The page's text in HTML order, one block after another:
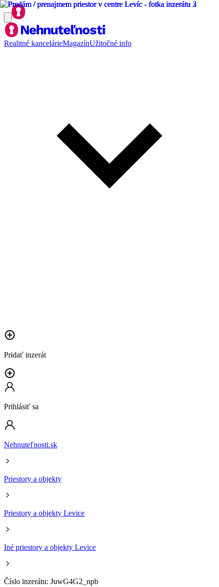
Realitné kancelárieMagazínUžitočné info
Pridať inzerát
Prihlásiť sa
Nehnuteľnosti.sk
Priestory a objekty
Priestory a objekty Levice
Iné priestory a objekty Levice
Číslo inzerátu: JuwG4G2_npb